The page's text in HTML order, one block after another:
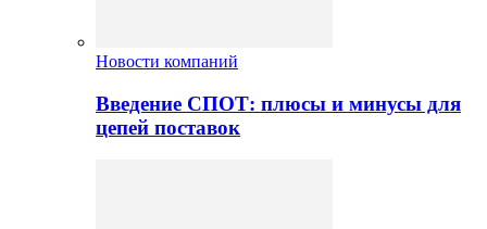
Новости компаний
Введение СПОТ: плюсы и минусы для
цепей поставок